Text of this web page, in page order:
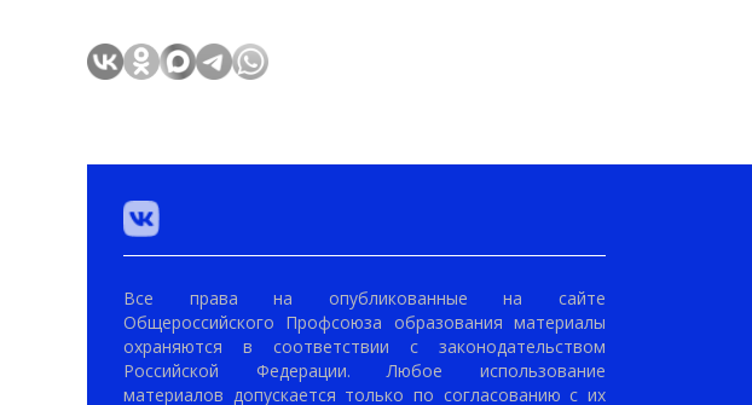
Все права на опубликованные на сайте
Общероссийского Профсоюза образования материалы
охраняются в соответствии с законодательством
Российской Федерации. Любое использование
материалов допускается только по согласованию с их